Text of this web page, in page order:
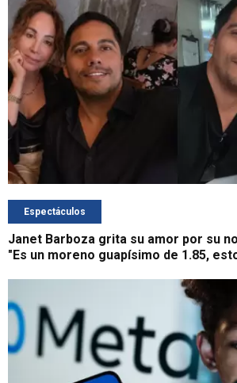
Espectáculos
Janet Barboza grita su amor por su
"Es un moreno guapísimo de 1.85,